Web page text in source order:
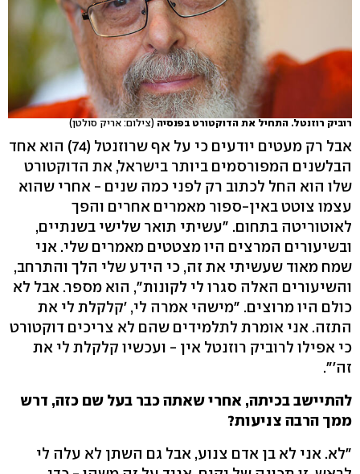
רוביק רוזנטל. התחיל את הדוקטורט בפנסיה (צילום: אריק סולטן)
אבל רק מעטים יודעים כי על אף שרוזנטל (74) הוא אחד
הבלשנים המפורסמים ביותר בישראל, את הדוקטורט
שלו הוא החל לכתוב רק לפני כמה שנים - אחרי שהוא
עצמו צוטט באין-ספור מאמרים אחרים והפך
לאוטוריטה בתחום. "עשיתי תואר שלישי בשנתיים,
ובשיעורים המרצים היו מצטטים מאמרים שלי. אני
שמח מאוד שעשיתי את זה, כי הידע שלי הלך והתרחב,
והשיעורים האלה סגרו לי לקונות", הוא מספר. אבל לא
כולם היו מרוצים. "מישהי אמרה לי, 'קלקלת לי את
התזה. אני אומרת לתלמידים שהם לא צריכים דוקטורט
כי אפילו לרוביק רוזנטל אין - ועכשיו קלקלת לי את
זה'".
להתיישב בכיתה, אחרי שאתה כבר בעל שם כזה, דרש
ממך הרבה צניעות?
"לא. אני לא בן אדם צנוע, אבל גם השתן לא עלה לי